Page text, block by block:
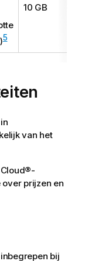
5
10 GB
van het
prijzen en
bij